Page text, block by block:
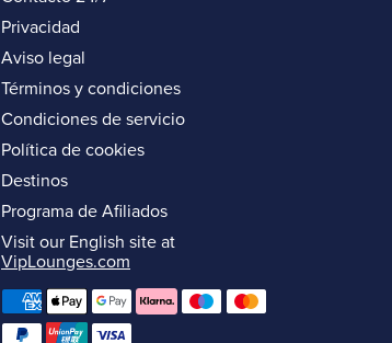
Privacidad
Aviso legal
Términos y condiciones
Condiciones de servicio
Política de cookies
Destinos
Programa de Afiliados
Visit our English site at
VipLounges.com